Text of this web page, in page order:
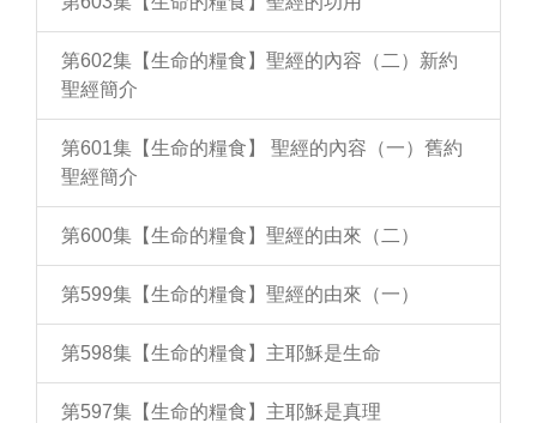
第602集【生命的糧食】聖經的內容（二）新約
聖經簡介
第601集【生命的糧食】 聖經的內容（一）舊約
聖經簡介
第600集【生命的糧食】聖經的由來（二）
第599集【生命的糧食】聖經的由來（一）
第598集【生命的糧食】主耶穌是生命
第597集【生命的糧食】主耶穌是真理